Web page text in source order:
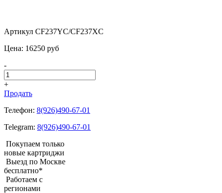
Артикул CF237YC/CF237XC
Цена: 16250 pуб
-
+
Продать
Телефон: 8(926)490-67-01
Telegram: 8(926)490-67-01
Покупаем только
новые картриджи
Выезд по Москве
бесплатно*
Работаем с
регионами